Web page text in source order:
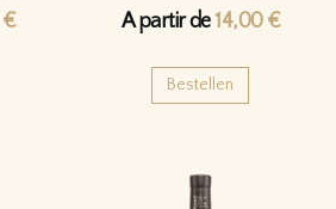
€ A partir de14,00 €
Bestellen